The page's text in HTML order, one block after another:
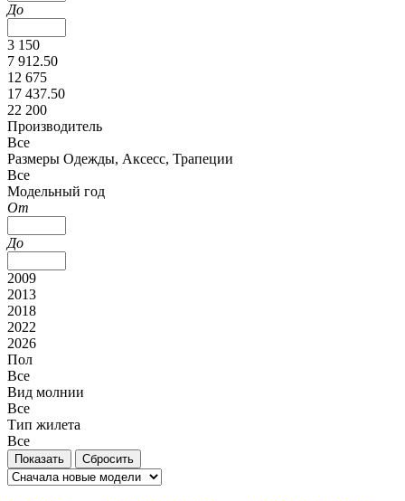
До
3 150
7 912.50
12 675
17 437.50
22 200
Производитель
Все
Размеры Одежды, Аксесс, Трапеции
Все
Модельный год
От
До
2009
2013
2018
2022
2026
Пол
Все
Вид молнии
Все
Тип жилета
Все